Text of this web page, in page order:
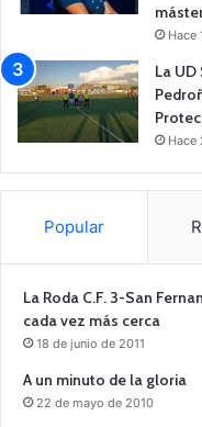
Hace
La
Hace
Popular
La Roda C.F. 3-San
cada vez más cerca
18 de junio de 2011
A un minuto de la gloria
22 de mayo de 2010